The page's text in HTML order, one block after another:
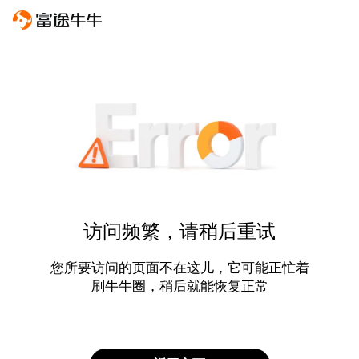
访问频繁，请稍后重试
您所要访问的页面不在这儿，它可能正忙着
刷牛牛圈，稍后就能恢复正常